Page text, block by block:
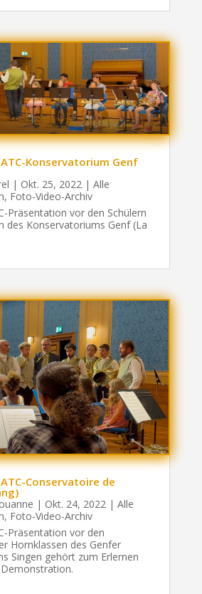
Konservatorium Genf
| Okt. 25, 2022| Alle
, Foto-Video-Archiv
Präsentation vor den Schülern
des Konservatoriums Genf (La
Conservatoire de
| Okt. 24, 2022 | Alle
, Foto-Video-Archiv
Präsentation vor den
Hornklassen des Genfer
Singen gehört zum Erlernen